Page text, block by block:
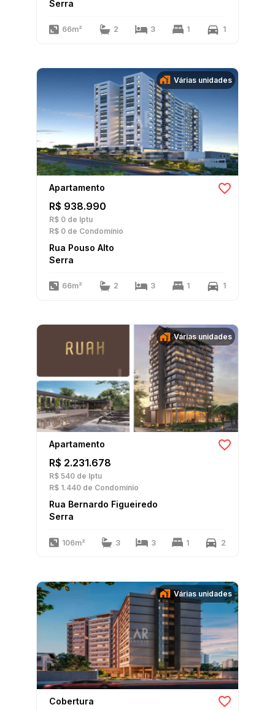
Serra
66m² 2 3 1 1
Várias unidades
Apartamento
R$ 938.990
R$ 0 de Iptu
R$ 0 de Condomínio
Rua Pouso Alto
Serra
66m² 2 3 1 1
Várias unidades
Apartamento
R$ 2.231.678
R$ 540 de Iptu
R$ 1.440 de Condomínio
Rua Bernardo Figueiredo
Serra
106m² 3 3 1 2
Várias unidades
Cobertura